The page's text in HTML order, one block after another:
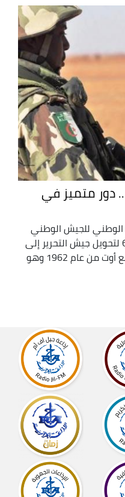
متميز في
للجيش الوطني
المصادف للذكرى الـ 60 لتحويل جيش التحرير إلى
الجيش الوطني الشعبي في الرابع أوت من عام 1962 وهو